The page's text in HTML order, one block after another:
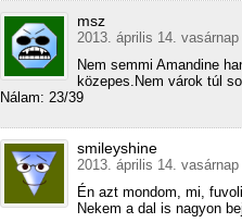
msz
2013. április 14.
Nem semmi Amandine
közepes.Nem várok túl
Nálam: 23/39
smileyshine
2013. április 14.
Én azt mondom, mi,
Nekem a dal is nagyon